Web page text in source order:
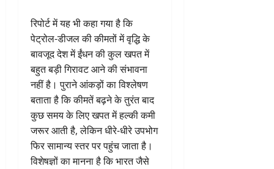
रिपोर्ट में यह भी कहा गया है कि
पेट्रोल-डीजल की कीमतों में वृद्धि के
बावजूद देश में ईंधन की कुल खपत में
बहुत बड़ी गिरावट आने की संभावना
नहीं है। पुराने आंकड़ों का विश्लेषण
बताता है कि कीमतें बढ़ने के तुरंत बाद
कुछ समय के लिए खपत में हल्की कमी
जरूर आती है, लेकिन धीरे-धीरे उपभोग
फिर सामान्य स्तर पर पहुंच जाता है।
विशेषज्ञों का मानना है कि भारत जैसे